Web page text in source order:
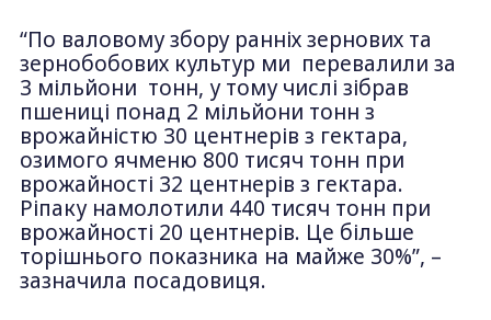
“По валовому збору ранніх зернових та
зернобобових культур ми перевалили за
3 мільйони тонн, у тому числі зібрав
пшениці понад 2 мільйони тонн з
врожайністю 30 центнерів з гектара,
озимого ячменю 800 тисяч тонн при
врожайності 32 центнерів з гектара.
Ріпаку намолотили 440 тисяч тонн при
врожайності 20 центнерів. Це більше
торішнього показника на майже 30%”, –
зазначила посадовиця.